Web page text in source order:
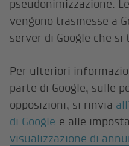
pseudonimizzazione.
vengono trasmesse a
server di Google che
Per ulteriori
parte di Google, sulle
opposizioni, si rinvia
di Google e alle
visualizzazione di